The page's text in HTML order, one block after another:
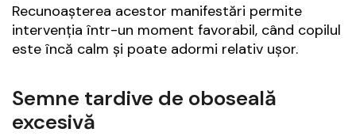
Recunoașterea acestor manifestări permite
intervenția într-un moment favorabil, când copilul
este încă calm și poate adormi relativ ușor.
Semne tardive de oboseală
excesivă